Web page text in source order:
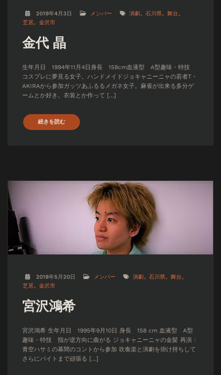
2019年4月3日 メンバー 演劇 石川県
舞台
芝居
金沢市
金代 晶
生年月日 1994年11月4日身長 158cm血液型 A型趣味・特技
コスプレに夢見る女子。ハンドメイドジョキャニーニャの若者T・
AKIRAから参加ガッツあふるるメガネ女子。麻雀が出来る多分ゲ
ームとか好き。衣装とか作って […]
続きを読む
2018年5月20日 メンバー 演劇 石川県
舞台
芝居
金沢市
宮沢鴻希
宮沢鴻希 生年月日 1995年9月10日 身長 158 cm 血液型 A型
趣味・特技 指が逆方向に曲がる ジョキャニーニャの金髪 再演：
青空ハサミの幕間のコントから参加 吹奏楽と演劇を掛け持ちして
さらにバイトまで頑張る […]